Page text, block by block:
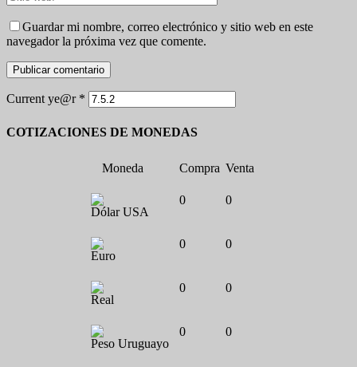
Guardar mi nombre, correo electrónico y sitio web en este
navegador la próxima vez que comente.
Current ye@r *
COTIZACIONES DE MONEDAS
Moneda Compra Venta
Dólar USA
0 0
Euro
0 0
Real
0 0
Peso Uruguayo
0 0